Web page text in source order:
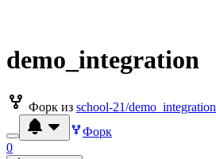
demo_integration
Форк из school-21/demo_integration
Форк
0